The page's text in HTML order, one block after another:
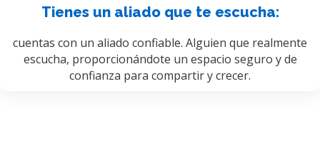
Tienes un aliado que te escucha:
cuentas con un aliado confiable. Alguien que realmente
escucha, proporcionándote un espacio seguro y de
confianza para compartir y crecer.